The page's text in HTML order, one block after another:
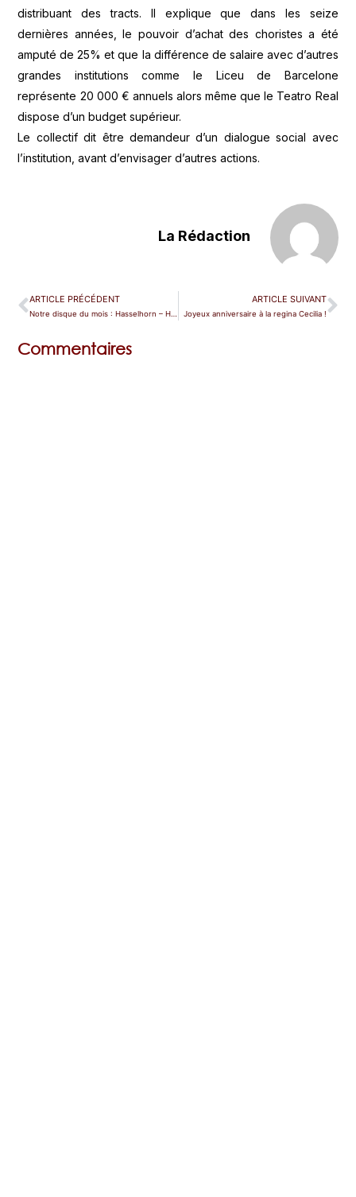
distribuant des tracts. Il explique que dans les seize
dernières années, le pouvoir d’achat des choristes a été
amputé de 25% et que la différence de salaire avec d’autres
grandes institutions comme le Liceu de Barcelone
représente 20 000 € annuels alors même que le Teatro Real
dispose d’un budget supérieur.
Le collectif dit être demandeur d’un dialogue social avec
l’institution, avant d’envisager d’autres actions.
La Rédaction
ARTICLE PRÉCÉDENT ARTICLE SUIVANT
Joyeux anniversaire à la regina Cecilia !
Commentaires